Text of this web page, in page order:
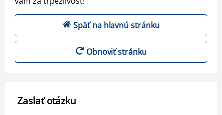
Späť na hlavnú stránku
Obnoviť stránku
Zaslať otázku